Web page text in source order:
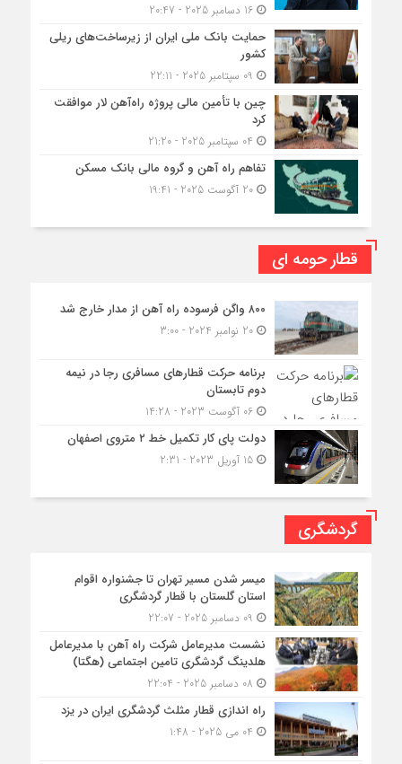
16 دسامبر 2025 - 20:47
حمایت بانک ملی ایران از زیرساخت‌های ریلی
کشور
چین با تأمین مالی پروژه راه‌آهن لار موافقت
کرد
تفاهم راه آهن و گروه مالی بانک مسکن
20 آگوست 2025 - 19:41
قطار حومه ای
۸۰۰ واگن فرسوده راه آهن از مدار خارج شد
20 نوامبر 2024 - 3:00
برنامه حرکت قطارهای مسافری رجا در نیمه
دوم تابستان
06 آگوست 2023 - 14:28
دولت پای کار تکمیل خط ۲ متروی اصفهان
15 آوریل 2023 - 2:31
گردشگری
میسر شدن مسیر تهران تا جشنواره اقوام
استان گلستان با قطار گردشگری
نشست مدیرعامل شرکت راه آهن با مدیرعامل
هلدینگ گردشگری تامین اجتماعی (هگتا)
راه اندازی قطار مثلث گردشگری ایران در یزد